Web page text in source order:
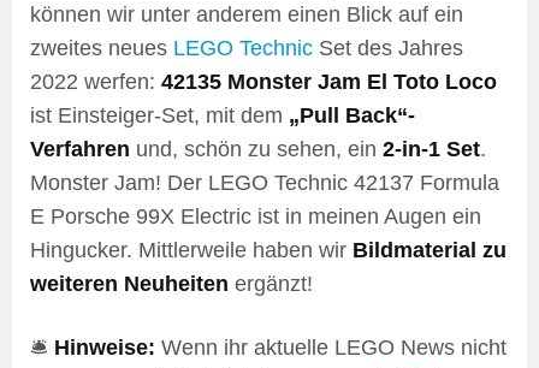
können wir unter anderem einen Blick auf ein
zweites neues LEGO Technic Set des Jahres
2022 werfen: 42135 Monster Jam El Toto Loco
ist Einsteiger-Set, mit dem „Pull Back“-
Verfahren und, schön zu sehen, ein 2-in-1 Set.
Monster Jam! Der LEGO Technic 42137 Formula
E Porsche 99X Electric ist in meinen Augen ein
Hingucker. Mittlerweile haben wir Bildmaterial zu
weiteren Neuheiten ergänzt!
🛎️ Hinweise: Wenn ihr aktuelle LEGO News nicht